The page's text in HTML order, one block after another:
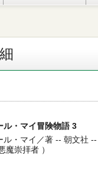
ル・マイ冒険物語 3
ル・マイ／著 -- 朝文社
魔崇拝者 ）